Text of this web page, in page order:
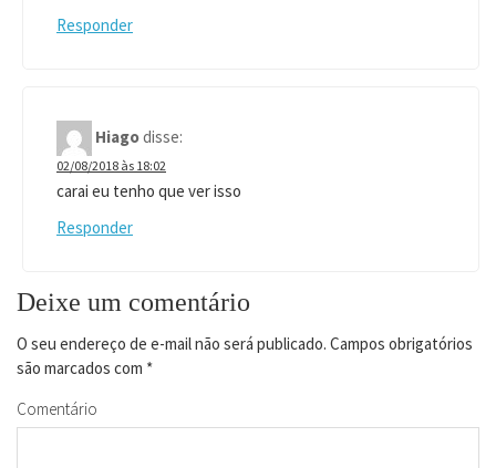
Responder
Hiagodisse:
02/08/2018 às 18:02
carai eu tenho que ver isso
Responder
Deixe um comentário
O seu endereço de e-mail não será publicado. Campos obrigatórios
são marcados com *
Comentário